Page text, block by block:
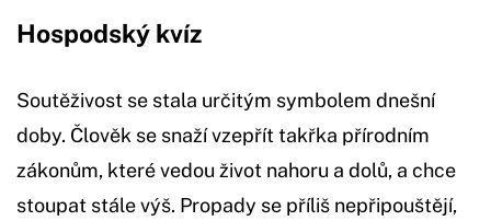
Hospodský kvíz
Soutěživost se stala určitým symbolem dnešní
doby. Člověk se snaží vzepřít takřka přírodním
zákonům, které vedou život nahoru a dolů, a chce
stoupat stále výš. Propady se příliš nepřipouštějí,